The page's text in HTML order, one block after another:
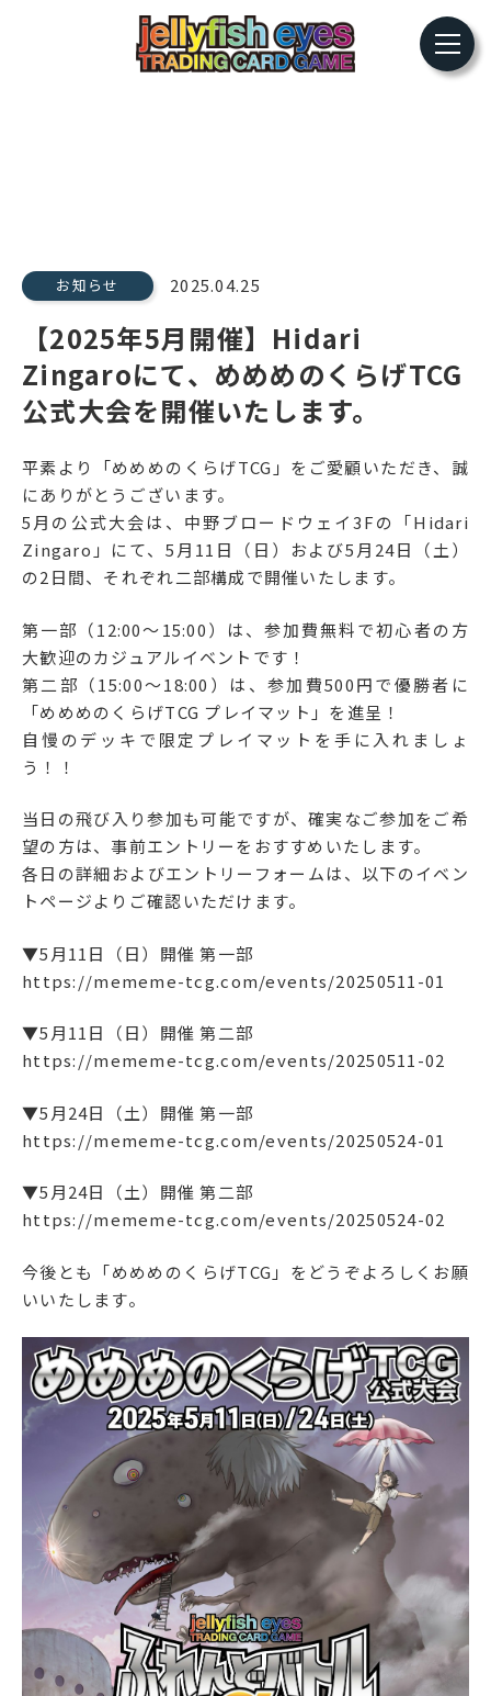
お知らせ 2025.04.25
【2025年5月開催】Hidari
Zingaroにて、めめめのくらげTCG
公式大会を開催いたします。
平素より「めめめのくらげTCG」をご愛顧いただき、誠
にありがとうございます。
5月の公式大会は、中野ブロードウェイ3Fの「Hidari
Zingaro」にて、5月11日（日）および5月24日（土）
の2日間、それぞれ二部構成で開催いたします。
第一部（12:00〜15:00）は、参加費無料で初心者の方
大歓迎のカジュアルイベントです！
第二部（15:00〜18:00）は、参加費500円で優勝者に
「めめめのくらげTCG プレイマット」を進呈！
自慢のデッキで限定プレイマットを手に入れましょ
う！！
当日の飛び入り参加も可能ですが、確実なご参加をご希
望の方は、事前エントリーをおすすめいたします。
各日の詳細およびエントリーフォームは、以下のイベン
トページよりご確認いただけます。
▼5月11日（日）開催 第一部
https://mememe-tcg.com/events/20250511-01
▼5月11日（日）開催 第二部
https://mememe-tcg.com/events/20250511-02
▼5月24日（土）開催 第一部
https://mememe-tcg.com/events/20250524-01
▼5月24日（土）開催 第二部
https://mememe-tcg.com/events/20250524-02
今後とも「めめめのくらげTCG」をどうぞよろしくお願
いいたします。